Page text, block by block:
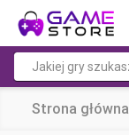
Strona główna